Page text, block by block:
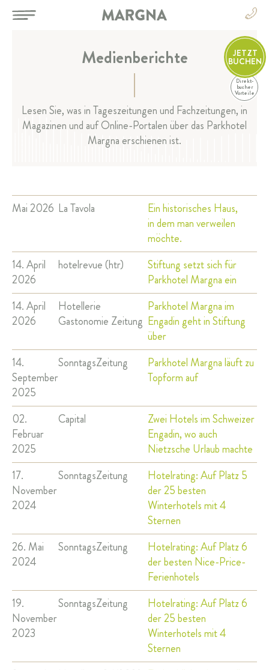
DE
EN
HOTEL
SPA & SPORT
FEIERN & TAGEN
SILS & ENGADIN
ANREISE & KONTAKT
Via da Baselgia 27
7515 Sils-Baselgia
Einfo@margna.ch
JETZT
BUCHEN
Direkt-
bucher
Vorteile
Medienberichte
Lesen Sie, was in Tageszeitungen und Fachzeitungen, in
Magazinen und auf Online-Portalen über das Parkhotel
Margna erschienen ist.
Mai 2026 La Tavola
Ein historisches Haus,
in dem man verweilen
möchte.
14. April
2026
hotelrevue (htr)
Stiftung setzt sich für
Parkhotel Margna ein
14. April
2026
Hotellerie
Gastonomie Zeitung
Parkhotel Margna im
Engadin geht in Stiftung
über
14.
September
2025
SonntagsZeitung
Parkhotel Margna läuft zu
Topform auf
02.
Februar
2025
Capital
Zwei Hotels im Schweizer
Engadin, wo auch
Nietzsche Urlaub machte
17.
November
2024
SonntagsZeitung
Hotelrating: Auf Platz 5
der 25 besten
Winterhotels mit 4
Sternen
26. Mai
2024
SonntagsZeitung
Hotelrating: Auf Platz 6
der besten Nice-Price-
Ferienhotels
19.
November
2023
SonntagsZeitung
Hotelrating: Auf Platz 6
der 25 besten
Winterhotels mit 4
Sternen